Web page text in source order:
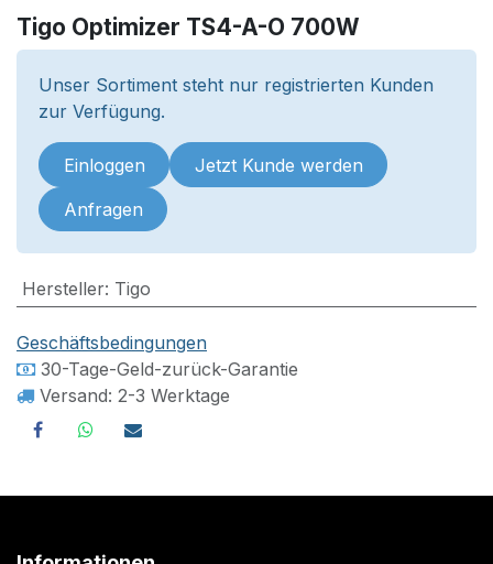
Tigo Optimizer TS4-A-O 700W
Unser Sortiment steht nur registrierten Kunden
zur Verfügung.
Einloggen Jetzt Kunde werden
Anfragen
Hersteller: Tigo
Geschäftsbedingungen
30-Tage-Geld-zurück-Garantie
Versand: 2-3 Werktage